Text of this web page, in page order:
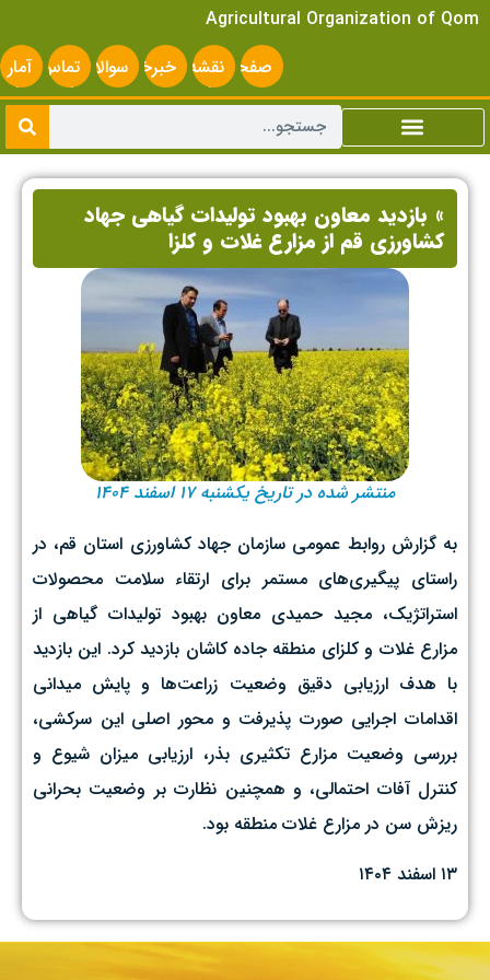
Agricultural Organization of Qom
صفحه
اصلی
نقشه
سایت
خبرخوانسوالات
متداول
تماس
با ما
آمار
» بازدید معاون بهبود تولیدات گیاهی جهاد
کشاورزی قم از مزارع غلات و کلزا
منتشر شده در تاریخ یکشنبه ۱۷ اسفند ۱۴۰۴
به گزارش روابط عمومی سازمان جهاد کشاورزی استان قم، در
راستای پیگیری‌های مستمر برای ارتقاء سلامت محصولات
استراتژیک، مجید حمیدی معاون بهبود تولیدات گیاهی از
مزارع غلات و کلزای منطقه جاده کاشان بازدید کرد. این بازدید
با هدف ارزیابی دقیق وضعیت زراعت‌ها و پایش میدانی
اقدامات اجرایی صورت پذیرفت و محور اصلی این سرکشی،
بررسی وضعیت مزارع تکثیری بذر، ارزیابی میزان شیوع و
کنترل آفات احتمالی، و همچنین نظارت بر وضعیت بحرانی
ریزش سن در مزارع غلات منطقه بود.
۱۳ اسفند ۱۴۰۴